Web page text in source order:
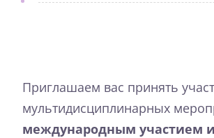
Приглашаем вас принять
мультидисциплинарных
международным участием